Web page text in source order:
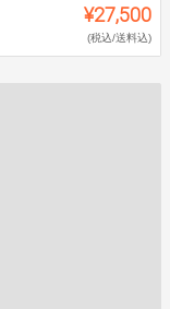
¥27,500
(税込/送料込)